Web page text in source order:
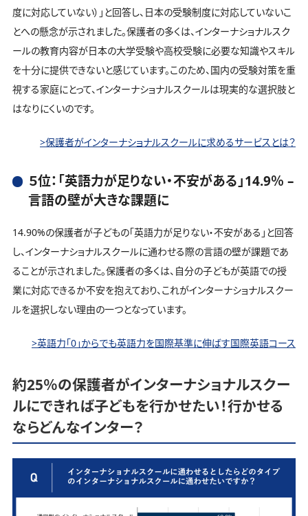
度に対応していない）」と回答し、日本の受験制度に対応していないこ
とへの懸念が示されました。保護者の多くは、インターナショナルスク
ールの教育内容が日本の大学受験や高校受験に必要な知識やスキル
を十分に提供できないと感じています。このため、国内の受験対策を重
視する家庭にとって、インターナショナルスクールは現実的な選択肢と
はなりにくいのです。
>保護者がインターナショナルスクールに求めるサービスとは？
５位：「英語力が足りない・不安がある」14.9％ –
言語の壁が大きな課題に
14.90%の保護者が子どもの「英語力が足りない・不安がある」と回答
し、インターナショナルスクールに通わせる際の言語の壁が課題であ
ることが示されました。保護者の多くは、自分の子どもが英語での授
業に対応できるか不安を抱えており、これがインターナショナルスクー
ルを選択しない理由の一つとなっています。
>英語力「0」からでも英語力を国際基準に伸ばす国際英語コース
約25％の保護者がインターナショナルスクー
ルにできれば子どもを行かせたい！行かせる
ならどんなインター？